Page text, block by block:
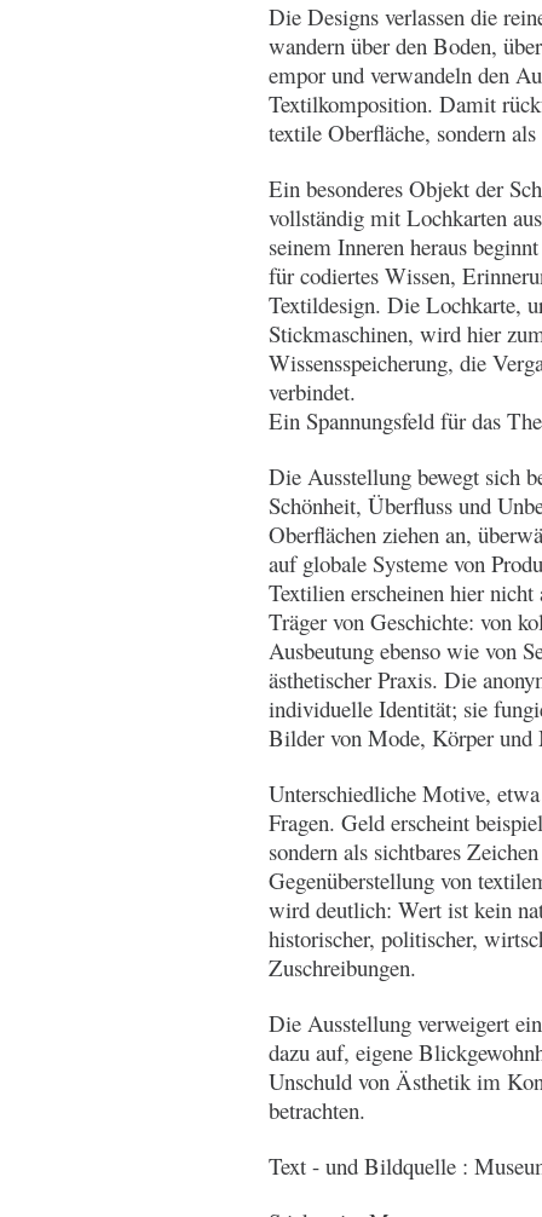
Die Designs verlassen die
wandern über den Boden,
empor und verwandeln den
Textilkomposition. Damit
textile Oberfläche, sondern
Ein besonderes Objekt der
vollständig mit Lochkarten
seinem Inneren heraus
für codiertes Wissen,
Textildesign. Die Lochkarte,
Stickmaschinen, wird hier
Wissensspeicherung, die
verbindet.
Ein Spannungsfeld für das
Die Ausstellung bewegt sich
Schönheit, Überfluss und
Oberflächen ziehen an,
auf globale Systeme von
Textilien erscheinen hier
Träger von Geschichte: von
Ausbeutung ebenso wie von
ästhetischer Praxis. Die
individuelle Identität; sie
Bilder von Mode, Körper und
Unterschiedliche Motive,
Fragen. Geld erscheint
sondern als sichtbares
Gegenüberstellung von
wird deutlich: Wert ist kein
historischer, politischer,
Zuschreibungen.
Die Ausstellung verweigert
dazu auf, eigene
Unschuld von Ästhetik im
betrachten.
Text - und Bildquelle :